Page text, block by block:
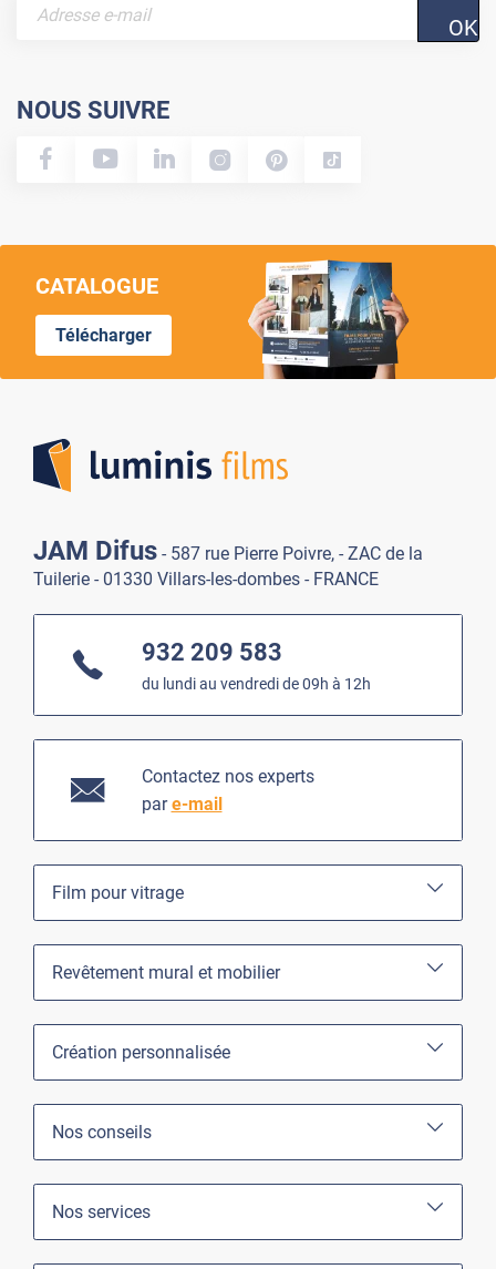
OK
NOUS SUIVRE
CATALOGUE
Télécharger
JAM Difus - 587 rue Pierre Poivre, - ZAC de la
Tuilerie - 01330 Villars-les-dombes - FRANCE
932 209 583
du lundi au vendredi de 09h à 12h
Contactez nos experts
pare-mail
Film pour vitrage
Revêtement mural et mobilier
Création personnalisée
Nos conseils
Nos services